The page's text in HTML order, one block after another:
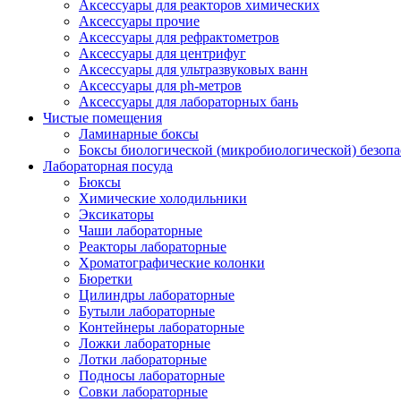
Аксессуары для реакторов химических
Аксессуары прочие
Аксессуары для рефрактометров
Аксессуары для центрифуг
Аксессуары для ультразвуковых ванн
Аксессуары для ph-метров
Аксессуары для лабораторных бань
Чистые помещения
Ламинарные боксы
Боксы биологической (микробиологической)
Лабораторная посуда
Бюксы
Химические холодильники
Эксикаторы
Чаши лабораторные
Реакторы лабораторные
Хроматографические колонки
Бюретки
Цилиндры лабораторные
Бутыли лабораторные
Контейнеры лабораторные
Ложки лабораторные
Лотки лабораторные
Подносы лабораторные
Совки лабораторные